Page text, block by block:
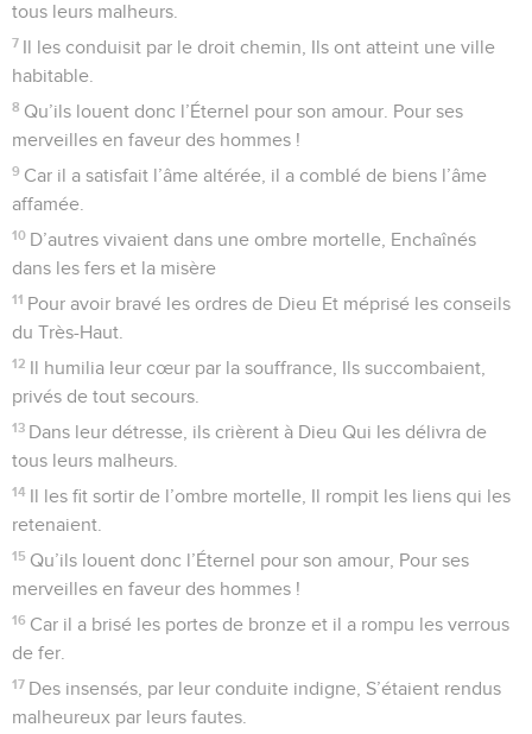
la fosse.
21
Qu’ils louent donc l’Éternel pour son amour, Pour ses
merveilles en faveur des hommes !
22 Qu’ils offrent (sans cesse à Dieu) leurs louanges En
sacrifice de reconnaissance, Et qu’avec joie ils proclament
ses œuvres.
23 D’autres s’étaient embarqués sur la mer Pour travailler sur
le vaste océan.
24 Ils furent témoins des œuvres de Dieu, De ses merveilles
dans les profondeurs.
25
D’un mot, il fit lever une tempête Et les flots de la mer se
soulevèrent.
26 Tantôt ils étaient portés jusqu’aux cieux, Tantôt ils
retombaient dans les abîmes. Leur âme défaillait dans le
malheur.
27 Pris de vertige, ils titubaient comme ivres, Toute leur
sagesse avait disparu.
28 Dans leur détresse, ils crièrent à Dieu Qui les délivra de
tous leurs malheurs.
29 Il réduisit la tempête au silence, Il apaisa les vagues en
furie.
30 La joie leur revint avec l’accalmie Et Dieu les guida au port
désiré.